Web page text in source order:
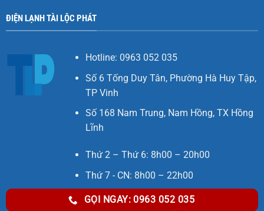
ĐIỆN LẠNH TÀI LỘC PHÁT
Hotline: 0963 052 035
Số 6 Tống Duy Tân, Phường Hà Huy Tập,
TP Vinh
Số 168 Nam Trung, Nam Hồng, TX Hồng
Lĩnh
Thứ 2 – Thứ 6: 8h00 – 20h00
Thứ 7 - CN: 8h00 – 22h00
GỌI NGAY: 0963 052 035